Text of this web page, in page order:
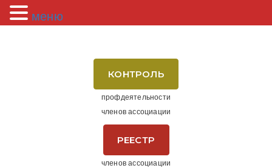
КОНТРОЛЬ
профдеятельности
членов ассоциации
РЕЕСТР
членов ассоциации
меню